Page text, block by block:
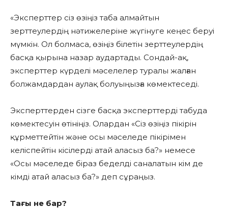
«Эксперттер сіз өзіңіз таба алмайтын
зерттеулердің нәтижелеріне жүгінуге кеңес беруі
мүмкін. Ол болмаса, өзіңіз білетін зерттеулердің
басқа қырына назар аудартады. Сондай-ақ,
эксперттер күрделі мәселелер туралы жалған
болжамдардан аулақ болуыңызға көмектеседі.
Эксперттерден сізге басқа эксперттерді табуда
көмектесуін өтініңіз. Олардан «Сіз өзіңіз пікірін
құрметтейтін және осы мәселеде пікірімен
келіспейтін кісілерді атай аласыз ба?» немесе
«Осы мәселеде біраз беделді саналатын кім де
кімді атай аласыз ба?» деп сұраңыз.
Тағы не бар?